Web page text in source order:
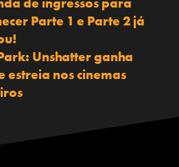
Parte 1 e Parte 2 já
Unshatter ganha
estreia nos cinemas